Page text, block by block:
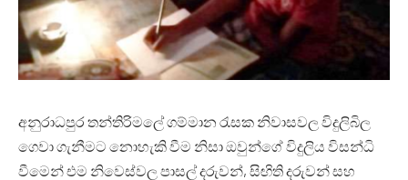
අනුරාධපුර තන්තිරිමලේ ගම්මාන රැසක නිවාසවල විදුලිබිල
ගෙවා ගැනීමට නොහැකි වීම නිසා ඔවුන්ගේ විදුලිය විසන්ධි
වීමෙන් එම නිවෙස්වල පාසල් දරුවන්, සිඟිති දරුවන් සහ